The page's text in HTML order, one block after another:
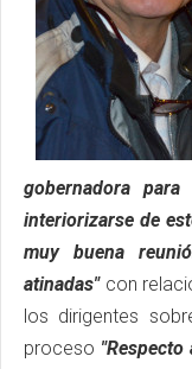
gobernadora
interiorizarse de
muy buena
atinadas" con
los dirigentes
proceso